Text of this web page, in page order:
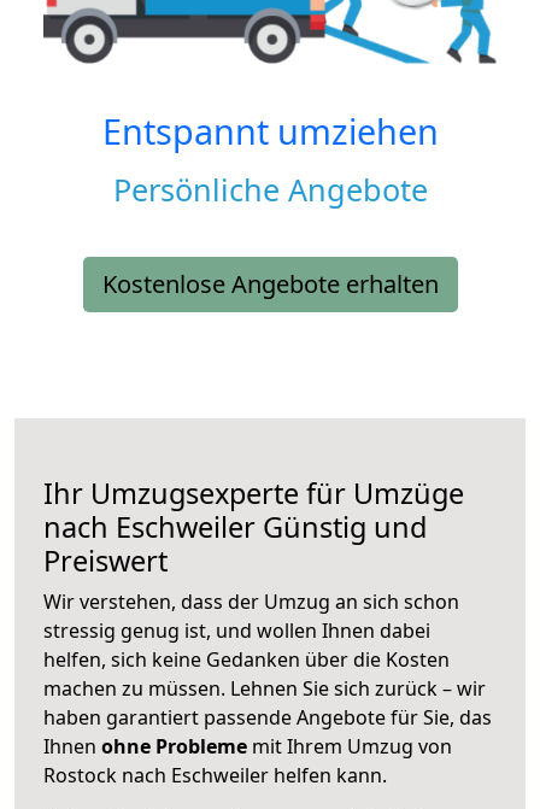
Entspannt umziehen
Persönliche Angebote
Kostenlose Angebote erhalten
Ihr Umzugsexperte für Umzüge
nach Eschweiler Günstig und
Preiswert
Wir verstehen, dass der Umzug an sich schon
stressig genug ist, und wollen Ihnen dabei
helfen, sich keine Gedanken über die Kosten
machen zu müssen. Lehnen Sie sich zurück – wir
haben garantiert passende Angebote für Sie, das
Ihnen ohne Probleme mit Ihrem Umzug von
Rostock nach Eschweiler helfen kann.